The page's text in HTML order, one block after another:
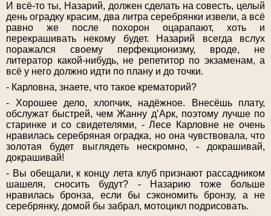
И всё-то ты, Назарий, должен сделать на совесть, целый
день оградку красим, два литра серебрянки извели, а всё
равно же после похорон оцарапают, хоть и
перекрашивать некому будет. Назарий всегда вслух
поражался своему перфекционизму, вроде, не
литератор какой-нибудь, не репетитор по экзаменам, а
всё у него должно идти по плану и до точки.
- Карловна, знаете, что такое крематорий?
- Хорошее дело, хлопчик, надёжное. Внесёшь плату,
обслужат быстрей, чем Жанну д’Арк, поэтому лучше по
старинке и со свидетелями, - Лесе Карловне не очень
нравилась серебряная оградка, но она чувствовала, что
золотая будет выглядеть нескромно, - докрашивай,
докрашивай!
- Вы обещали, к концу лета клуб признают рассадником
шашеля, сносить будут? - Назарию тоже больше
нравилась бронза, если бы сэкономить бронзу, а не
серебрянку, домой бы забрал, мотоцикл подрисовать.